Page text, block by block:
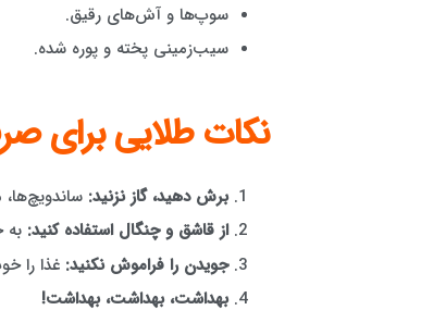
سوپ‌ها و آش‌های رقیق.
سیب‌زمینی پخته و پوره شده.
نکات طلایی برای
برش دهید، گاز نزنید:
از قاشق و چنگال استفاده کنید: به
جویدن را فراموش نکنید: غذا را
بهداشت، بهداشت، بهداشت!